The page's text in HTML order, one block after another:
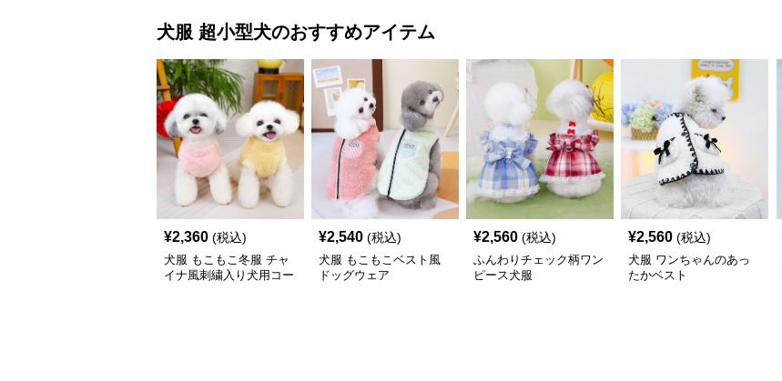
犬服 超小型犬のおすすめアイテム
¥2,360 (税込)
犬服 もこもこ冬服 チャ
イナ風刺繍入り犬用コー
¥2,540 (税込)
犬服 もこもこベスト風
ドッグウェア
¥2,560 (税込)
ふんわりチェック柄ワン
ピース犬服
¥2,560 (税込)
犬服 ワンちゃんのあっ
たかベスト